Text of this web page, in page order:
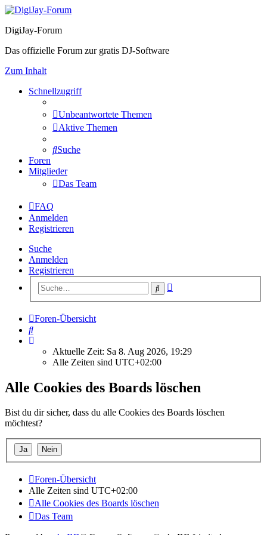
DigiJay-Forum
Das offizielle Forum zur gratis DJ-Software
Zum Inhalt
Schnellzugriff
Unbeantwortete Themen
Aktive Themen
Suche
Foren
Mitglieder
Das Team
FAQ
Anmelden
Registrieren
Suche
Anmelden
Registrieren
Suche
Foren-Übersicht
Suche
Aktuelle Zeit: Sa 8. Aug 2026, 19:29
Alle Zeiten sind UTC+02:00
Alle Cookies des Boards löschen
Bist du dir sicher, dass du alle Cookies des Boards löschen
möchtest?
Foren-Übersicht
Alle Zeiten sind UTC+02:00
Alle Cookies des Boards löschen
Das Team